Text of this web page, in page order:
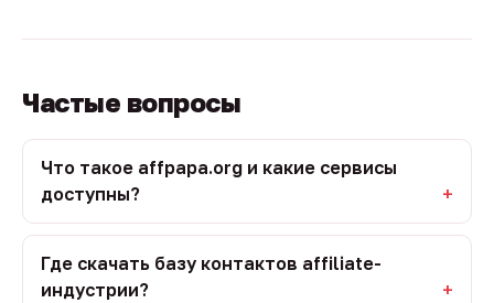
Частые вопросы
Что такое affpapa.org и какие сервисы
доступны?
Где скачать базу контактов affiliate-
индустрии?